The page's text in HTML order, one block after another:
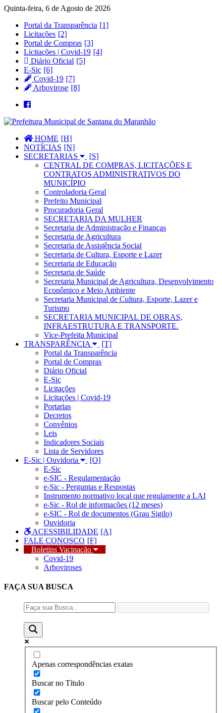
Quinta-feira, 6 de Agosto de 2026
Portal da Transparência
Licitações
Portal de Compras
Licitações | Covid-19
Diário Oficial
E-Sic
Covid-19
Arbovirose
HOME
NOTÍCIAS
SECRETARIAS
CENTRAL DE COMPRAS, LICITAÇÕES E
CONTRATOS ADMINISTRATIVOS DO
MUNICÍPIO
Controladoria Geral
Prefeito Municipal
Procuradoria Geral
SECRETARIA DA MULHER
Secretaria de Administração e Finanças
Secretaria de Agricultura
Secretaria de Assistência Social
Secretaria de Cultura, Esporte e Lazer
Secretaria de Educação
Secretaria de Saúde
Secretaria Municipal de Agricultura, Desenvolvimento
Econômico e Meio Ambiente
Secretaria Municipal de Cultura, Esporte, Lazer e
Turismo
SECRETARIA MUNICIPAL DE OBRAS,
INFRAESTRUTURA E TRANSPORTE.
Vice-Prefeita Municipal
TRANSPARÊNCIA
Portal da Transparência
Portal de Compras
Diário Oficial
E-Sic
Licitações
Licitações | Covid-19
Portarias
Decretos
Convênios
Leis
Indicadores Sociais
Lista de Servidores
E-Sic | Ouvidoria
E-Sic
e-SIC - Regulamentação
e-Sic - Perguntas e Respostas
Instrumento normativo local que regulamente a LAI
e-Sic - Rol de informações (12 meses)
e-SIC - Rol de documentos (Grau Sigilo)
Ouvidoria
ACESSIBILIDADE
FALE CONOSCO
Boletins Vacinação
Covid-19
Arboviroses
FAÇA SUA BUSCA
Apenas correspondências exatas
Buscar no Título
Buscar pelo Conteúdo